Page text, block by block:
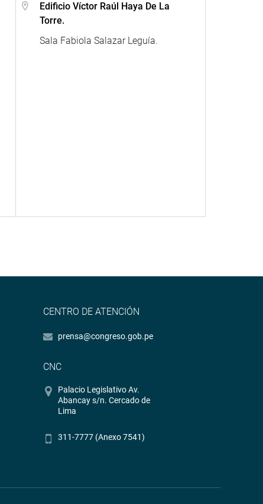
Edificio Víctor Raúl Haya De La
Torre.
Sala Fabiola Salazar Leguía.
CENTRO DE ATENCIÓN
prensa@congreso.gob.pe
CNC
Palacio Legislativo Av.
Abancay s/n. Cercado de
Lima
311-7777 (Anexo 7541)